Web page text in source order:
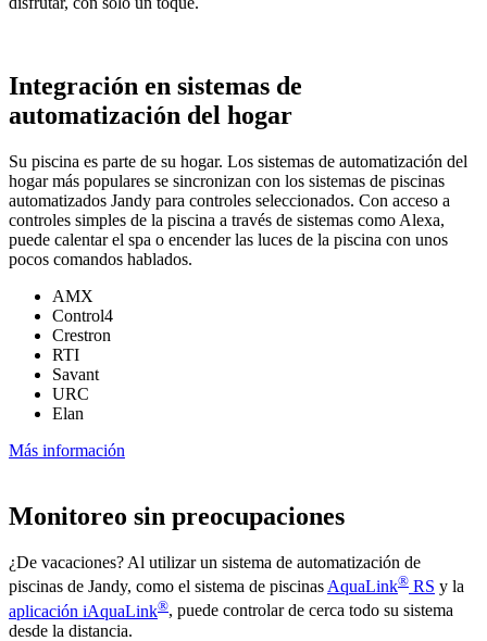
Integración en sistemas de
automatización del hogar
Su piscina es parte de su hogar. Los sistemas de automatización del
hogar más populares se sincronizan con los sistemas de piscinas
automatizados Jandy para controles seleccionados. Con acceso a
controles simples de la piscina a través de sistemas como Alexa,
puede calentar el spa o encender las luces de la piscina con unos
pocos comandos hablados.
AMX
Control4
Crestron
RTI
Savant
URC
Elan
Más información
Monitoreo sin preocupaciones
¿De vacaciones? Al utilizar un sistema de automatización de
piscinas de Jandy, como el sistema de piscinasAquaLink® RS y la
aplicación iAquaLink®, puede controlar de cerca todo su sistema
desde la distancia.